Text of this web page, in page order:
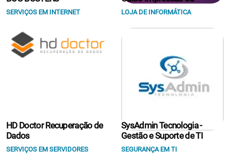
SERVIÇOS EM INTERNET LOJA DE INFORMÁTICA
HD Doctor Recuperação de
Dados
SERVIÇOS EM SERVIDORES
SysAdmin Tecnologia -
Gestão e Suporte de TI
SEGURANÇA EM TI